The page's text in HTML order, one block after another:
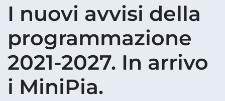
I nuovi avvisi della
programmazione
2021-2027. In arrivo
i MiniPia.